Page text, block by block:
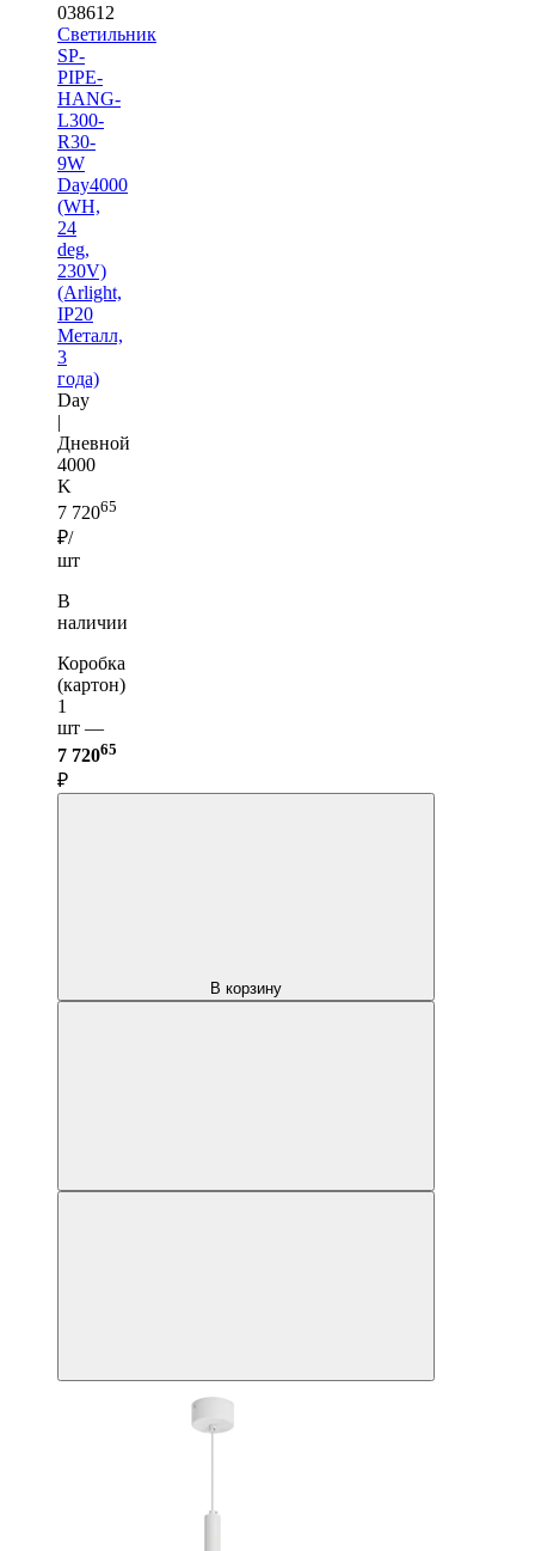
038612
Светильник
SP-
PIPE-
HANG-
L300-
R30-
9W
Day4000
(WH,
24
deg,
230V)
(Arlight,
IP20
Металл,
3
года)
Day
|
Дневной
4000
K
7 72065
₽/
шт
В
наличии
Коробка
(картон)
1
шт —
7 72065
₽
В корзину